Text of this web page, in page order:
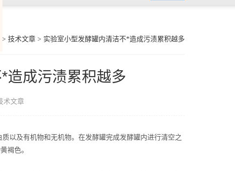
> 技术文章 > 实验室小型发酵罐内清洁不*造成污渍累积越多
造成污渍累积越多
术文章
以及有机物和无机物。在发酵罐完成发酵罐内进行清空之
褐色。